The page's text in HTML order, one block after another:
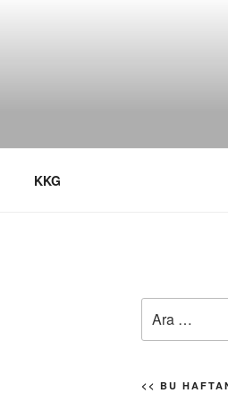
KKG
<< BU